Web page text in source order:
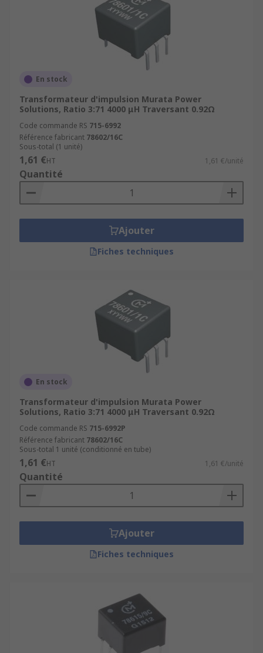
En stock
Transformateur d'impulsion Murata Power
Solutions, Ratio 3:71 4000 μH Traversant 0.92Ω
Code commande RS 715-6992
Référence fabricant 78602/16C
Sous-total (1 unité)
1,61 €HT 1,61 €/unité
Quantité
Ajouter
Fiches techniques
En stock
Transformateur d'impulsion Murata Power
Solutions, Ratio 3:71 4000 μH Traversant 0.92Ω
Code commande RS 715-6992P
Référence fabricant 78602/16C
Sous-total 1 unité (conditionné en tube)
1,61 €HT 1,61 €/unité
Quantité
Ajouter
Fiches techniques